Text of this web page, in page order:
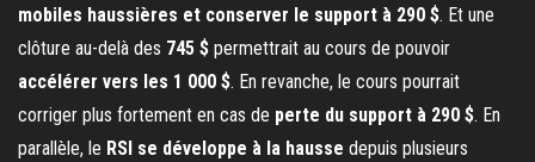
mobiles haussières et conserver le support à 290 $. Et une
clôture au-delà des 745 $ permettrait au cours de pouvoir
accélérer vers les 1 000 $. En revanche, le cours pourrait
corriger plus fortement en cas de perte du support à 290 $. En
parallèle, le RSI se développe à la hausse depuis plusieurs